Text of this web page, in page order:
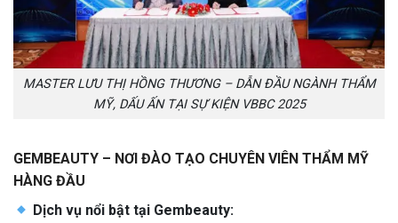
MASTER LƯU THỊ HỒNG THƯƠNG – DẪN ĐẦU NGÀNH THẨM
MỸ, DẤU ẤN TẠI SỰ KIỆN VBBC 2025
GEMBEAUTY – NƠI ĐÀO TẠO CHUYÊN VIÊN THẨM MỸ
HÀNG ĐẦU
Dịch vụ nổi bật tại Gembeauty: